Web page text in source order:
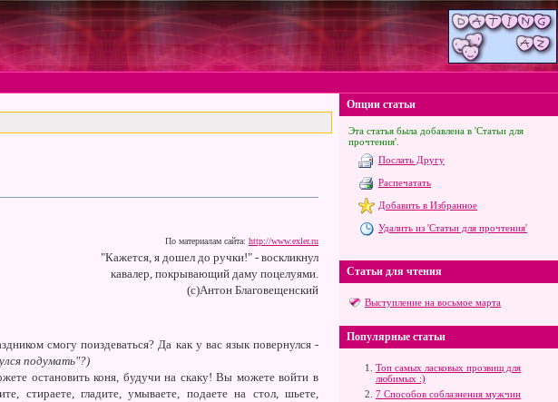
По материалам сайта: http://www.exler.ru
"Кажется, я дошел до ручки!" - воскликнул
кавалер, покрывающий даму поцелуями.
(c)Антон Благовещенский
смогу поиздеваться? Да как у вас язык повернулся -
подумать"?)
остановить коня, будучи на скаку! Вы можете войти в
стираете, гладите, умываете, подаете на стол, шьете,
Опции статьи
Эта статья была добавлена в 'Статьи для
прочтения'.
Послать Другу
Распечатать
Добавить в Избранное
Удалить из 'Статьи для прочтения'
Статьи для чтения
Выступление на восьмое марта
Популярные статьи
Топ самых ласковых прозвищ для
любимых :)
7 Способов соблазнения мужчин